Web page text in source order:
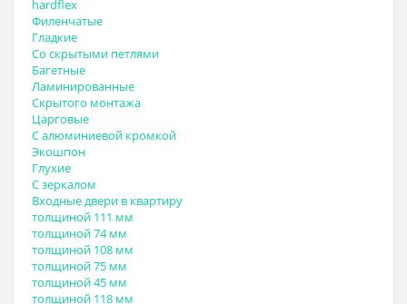
hardflex
Филенчатые
Гладкие
Со скрытыми петлями
Багетные
Ламинированные
Скрытого монтажа
Царговые
С алюминиевой кромкой
Экошпон
Глухие
С зеркалом
Входные двери в квартиру
толщиной 111 мм
толщиной 74 мм
толщиной 108 мм
толщиной 75 мм
толщиной 45 мм
толщиной 118 мм